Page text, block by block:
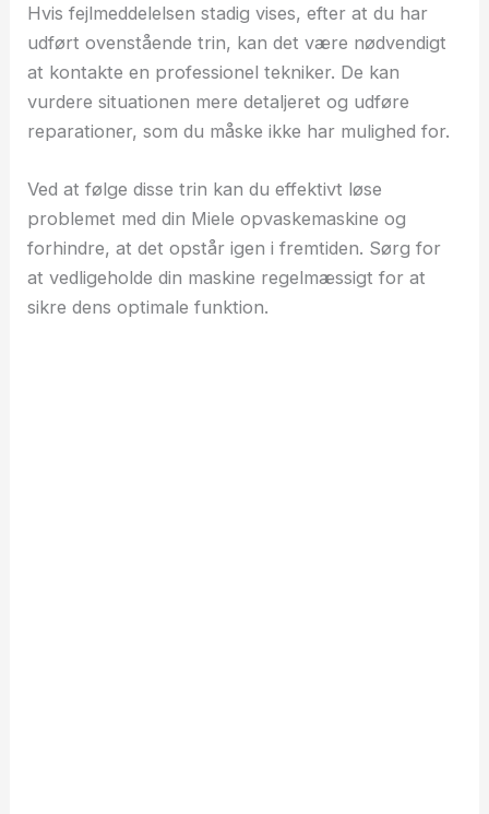
Hvis fejlmeddelelsen stadig vises, efter at du har
udført ovenstående trin, kan det være nødvendigt
at kontakte en professionel tekniker. De kan
vurdere situationen mere detaljeret og udføre
reparationer, som du måske ikke har mulighed for.
Ved at følge disse trin kan du effektivt løse
problemet med din Miele opvaskemaskine og
forhindre, at det opstår igen i fremtiden. Sørg for
at vedligeholde din maskine regelmæssigt for at
sikre dens optimale funktion.